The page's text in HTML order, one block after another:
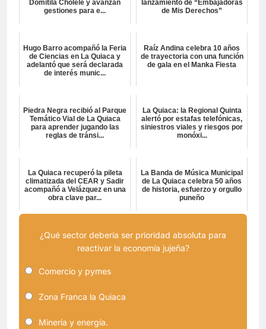
Domitila Cholele y avanzan
gestiones para e...
lanzamiento de “Embajadoras
de Mis Derechos”
Hugo Barro acompañó la Feria
de Ciencias en La Quiaca y
adelantó que será declarada
de interés munic...
Raíz Andina celebra 10 años
de trayectoria con una función
de gala en el Manka Fiesta
Piedra Negra recibió al Parque
Temático Vial de La Quiaca
para aprender jugando las
reglas de tránsi...
La Quiaca: la Regional Quinta
alertó por estafas telefónicas,
siniestros viales y riesgos por
monóxi...
La Quiaca recuperó la pileta
climatizada del CEAR y Sadir
acompañó a Velázquez en una
obra clave par...
La Banda de Música Municipal
de La Quiaca celebra 50 años
de historia, esfuerzo y orgullo
puneño
¿Qué sector debería ser prioridad absoluta para
reactivar la economía jujeña?
Comercio y pymes
Zona Franca la Quiaca
Minería y energía.